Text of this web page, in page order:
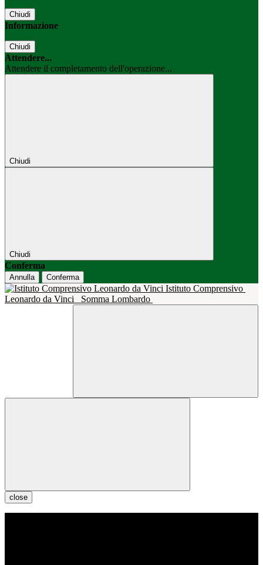
Chiudi
Informazione
Chiudi
Attendere...
Attendere il completamento dell'operazione...
Chiudi
Chiudi
Conferma
Annulla Conferma
Istituto Comprensivo
Leonardo da Vinci
Somma Lombardo
close